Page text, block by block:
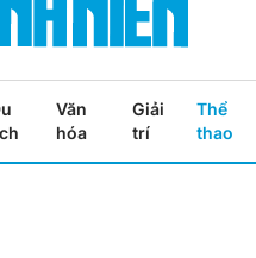
Văn
hóa
Giải
trí
Thể
thao